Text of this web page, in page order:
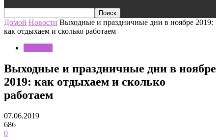
Домой Новости Выходные и праздничные дни в ноябре 2019:
как отдыхаем и сколько работаем
Выходные и праздничные дни в ноябре
2019: как отдыхаем и сколько
работаем
07.06.2019
686
0